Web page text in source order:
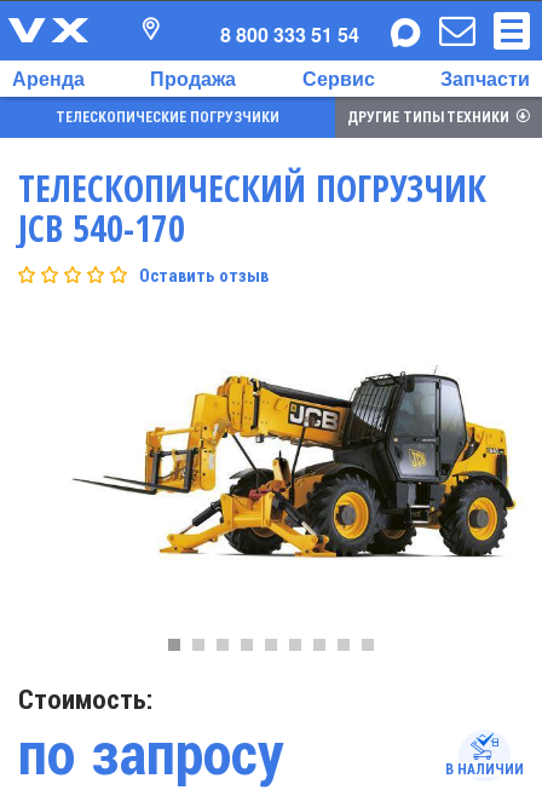
Аренда Продажа Сервис Запчасти
8 800 333 51 54
ТЕЛЕСКОПИЧЕСКИЕ ПОГРУЗЧИКИ ДРУГИЕ ТИПЫ ТЕХНИКИ
ТЕЛЕСКОПИЧЕСКИЙ ПОГРУЗЧИК
JCB 540-170
Оставить отзыв
Стоимость:
по запросу В НАЛИЧИИ